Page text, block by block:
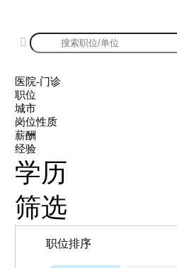

医院-门诊
职位
城市
岗位性质
薪酬
经验
学历
筛选
职位排序